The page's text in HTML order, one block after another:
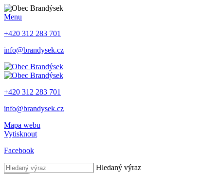
Menu
+420 312 283 701
info@brandysek.cz
+420 312 283 701
info@brandysek.cz
Mapa webu
Vytisknout
Facebook
Hledaný výraz